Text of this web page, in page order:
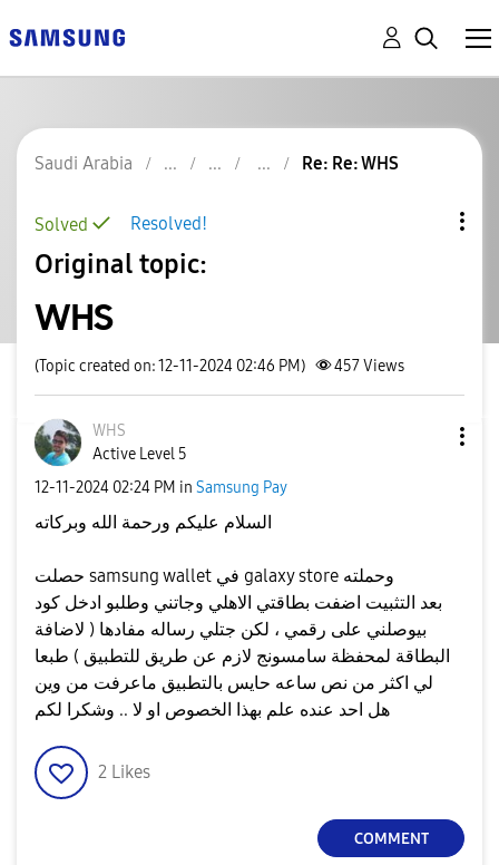
Saudi Arabia Re: Re: WHS
Resolved!
Solved
Original topic:
WHS
(Topic created on: 12-11-2024 02:46 PM) 457Views
WHS
Active Level 5
‎12-11-2024 02:24 PM in Samsung Pay
بعد التثبيت اضفت بطاقتي الاهلي وجاتني وطلبو ادخل كود
بيوصلني على رقمي ، لكن جتلي رساله مفادها ( لاضافة
البطاقة لمحفظة سامسونج لازم عن طريق للتطبيق ) طبعا
هل احد عنده علم بهذا الخصوص او لا .. وشكرا لكم
2 Likes
COMMENT